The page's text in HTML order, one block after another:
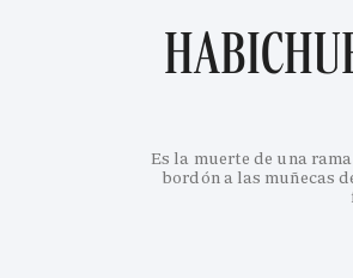
Es la muerte de una
bordón a las muñecas